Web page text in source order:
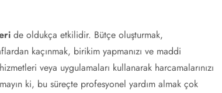
de oldukça etkilidir. Bütçe oluşturmak,
kaçınmak, birikim yapmanızı ve maddi
veya uygulamaları kullanarak harcamalarınızı
ki, bu süreçte profesyonel yardım almak çok